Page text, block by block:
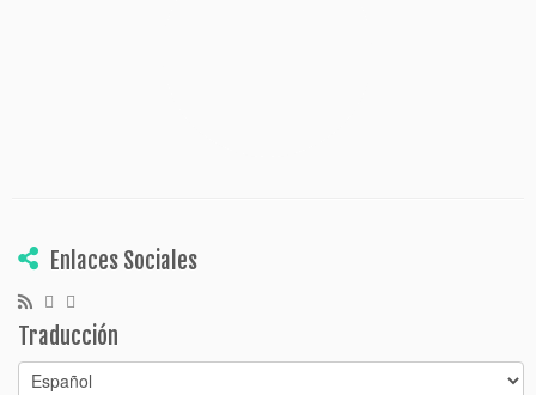
Enlaces Sociales
Traducción